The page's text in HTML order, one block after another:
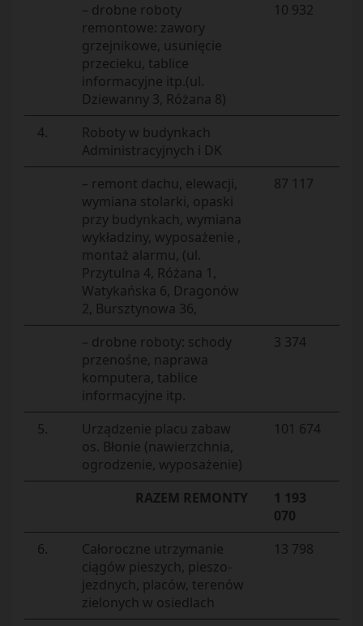
– drobne roboty
remontowe: zawory
grzejnikowe, usunięcie
przecieku, tablice
informacyjne itp.(ul.
Dziewanny 3, Różana 8)
10 932
4.
Roboty w budynkach
Administracyjnych i DK
– remont dachu, elewacji,
wymiana stolarki, opaski
przy budynkach, wymiana
wykładziny, wyposażenie ,
montaż alarmu, (ul.
Przytulna 4, Różana 1,
Watykańska 6, Dragonów
2, Bursztynowa 36,
87 117
– drobne roboty: schody
przenośne, naprawa
komputera, tablice
informacyjne itp.
3 374
5.
Urządzenie placu zabaw
os. Błonie (nawierzchnia,
ogrodzenie, wyposażenie)
101 674
RAZEM REMONTY
1 193
070
6.
Całoroczne utrzymanie
ciągów pieszych, pieszo-
jezdnych, placów, terenów
zielonych w osiedlach
13 798